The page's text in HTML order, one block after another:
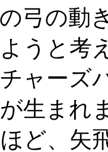
弓の動
うと考
ャーズ
生まれ
ど、矢